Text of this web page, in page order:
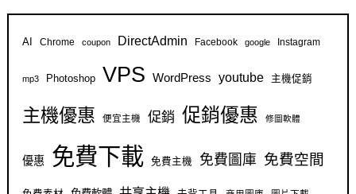
AI Chrome coupon DirectAdmin Facebook google Instagram
mp3 Photoshop VPS WordPress youtube 主機促銷
主機優惠 便宜主機 促銷 促銷優惠 修圖軟體
優惠 免費下載 免費主機 免費圖庫 免費空間